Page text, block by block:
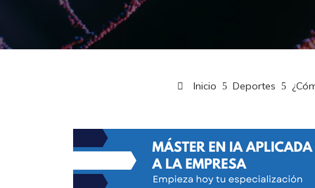
Inicio Deportes